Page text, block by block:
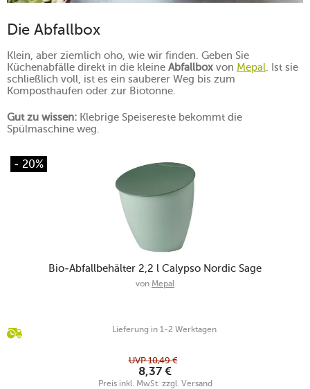
Die Abfallbox
Klein, aber ziemlich oho, wie wir finden. Geben Sie
Küchenabfälle direkt in die kleine Abfallbox von Mepal. Ist sie
schließlich voll, ist es ein sauberer Weg bis zum
Komposthaufen oder zur Biotonne.
Gut zu wissen: Klebrige Speisereste bekommt die
Spülmaschine weg.
- 20%
Bio-Abfallbehälter 2,2 l Calypso Nordic Sage
von Mepal
Lieferung in 1-2 Werktagen
UVP10,49 €
8,37 €
Preis inkl. MwSt. zzgl. Versand